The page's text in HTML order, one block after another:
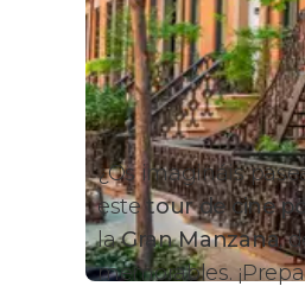
¿Os imagináis
estetour de cine
laGran Manzana,
memorables.